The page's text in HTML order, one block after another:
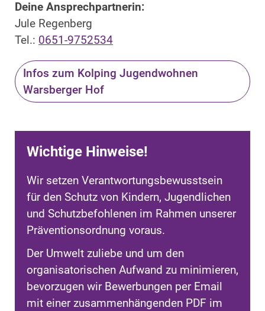
Deine Ansprechpartnerin:
Jule Regenberg
Tel.: 0651-9752534
Infos zum Kolping Jugendwohnen
Warsberger Hof
Wichtige Hinweise!
Wir setzen Verantwortungsbewusstsein
für den Schutz von Kindern, Jugendlichen
und Schutzbefohlenen im Rahmen unserer
Präventionsordnung voraus.
Der Umwelt zuliebe und um den
organisatorischen Aufwand zu minimieren,
bevorzugen wir Bewerbungen per Email
mit einer zusammenhängenden PDF im